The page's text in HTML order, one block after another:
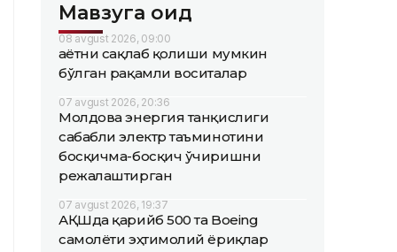
Мавзуга оид
08 avgust 2026, 09:00
Ҳаётни сақлаб қолиши мумкин
бўлган рақамли воситалар
07 avgust 2026, 20:36
Молдова энергия танқислиги
сабабли электр таъминотини
босқичма-босқич ўчиришни
режалаштирган
07 avgust 2026, 19:37
АҚШда қарийб 500 та Boeing
самолёти эҳтимолий ёриқлар